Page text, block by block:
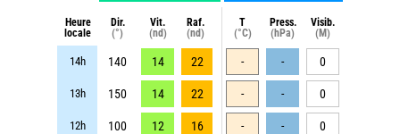
Heure
locale
Dir.
(°)
Vit.
(nd)
Raf.
(nd)
T
(°C)
Press.
(hPa)
Visib.
(M)
14h 140 14 22 - - 0
13h 150 14 22 - - 0
12h 100 12 16 - - 0